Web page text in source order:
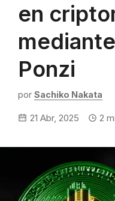
en
Ponzi
por Sachiko Nakata
21 Abr, 2025 2